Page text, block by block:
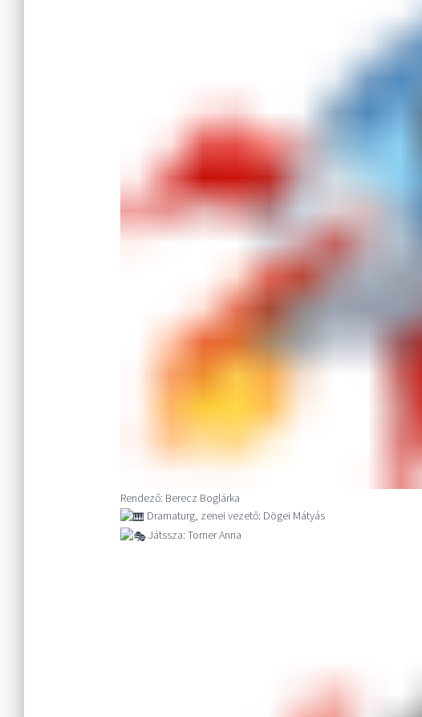
Rendező: Berecz Boglárka
Dramaturg, zenei vezető: Dögei Mátyás
Játssza: Torner Anna